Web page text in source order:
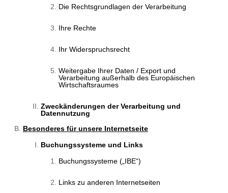
Die Rechtsgrundlagen der Verarbeitung
Ihre Rechte
Ihr Widerspruchsrecht
Weitergabe Ihrer Daten / Export und
Verarbeitung außerhalb des Europäischen
Wirtschaftsraumes
Zweckänderungen der Verarbeitung und
Datennutzung
Besonderes für unsere Internetseite
Buchungssysteme und Links
Buchungssysteme („IBE“)
Links zu anderen Internetseiten